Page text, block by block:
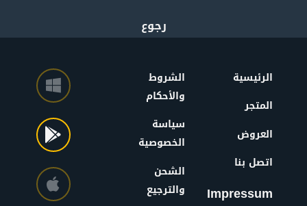
الرئيسية
المتجر
العروض
اتصل بنا
Impressum
الشروط
والأحكام
سياسة
الخصوصية
الشحن
والترجيع